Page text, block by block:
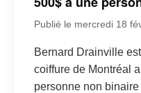
Publié le mercredi 18
Bernard Drainville
coiffure de Montréal
personne non